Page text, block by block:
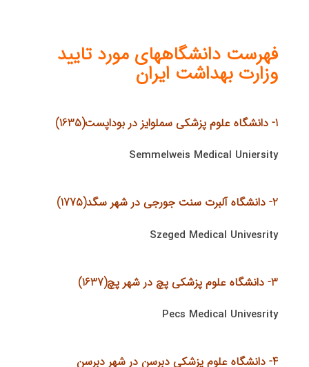
فهرست دانشگاههای مورد تایید
وزارت بهداشت ایران
1- دانشگاه علوم پزشكی سملوایز در بوداپست(1635)
Semmelweis Medical Uniersity
2- دانشگاه آلبرت سنت جورجی در شهر سگد(1775)
Szeged Medical Univesrity
3- دانشگاه علوم پزشکی پچ در شهر پچ(1637)
Pecs Medical Univesrity
4- دانشگاه علوم پزشكی دبرسن در شهر دبرسن